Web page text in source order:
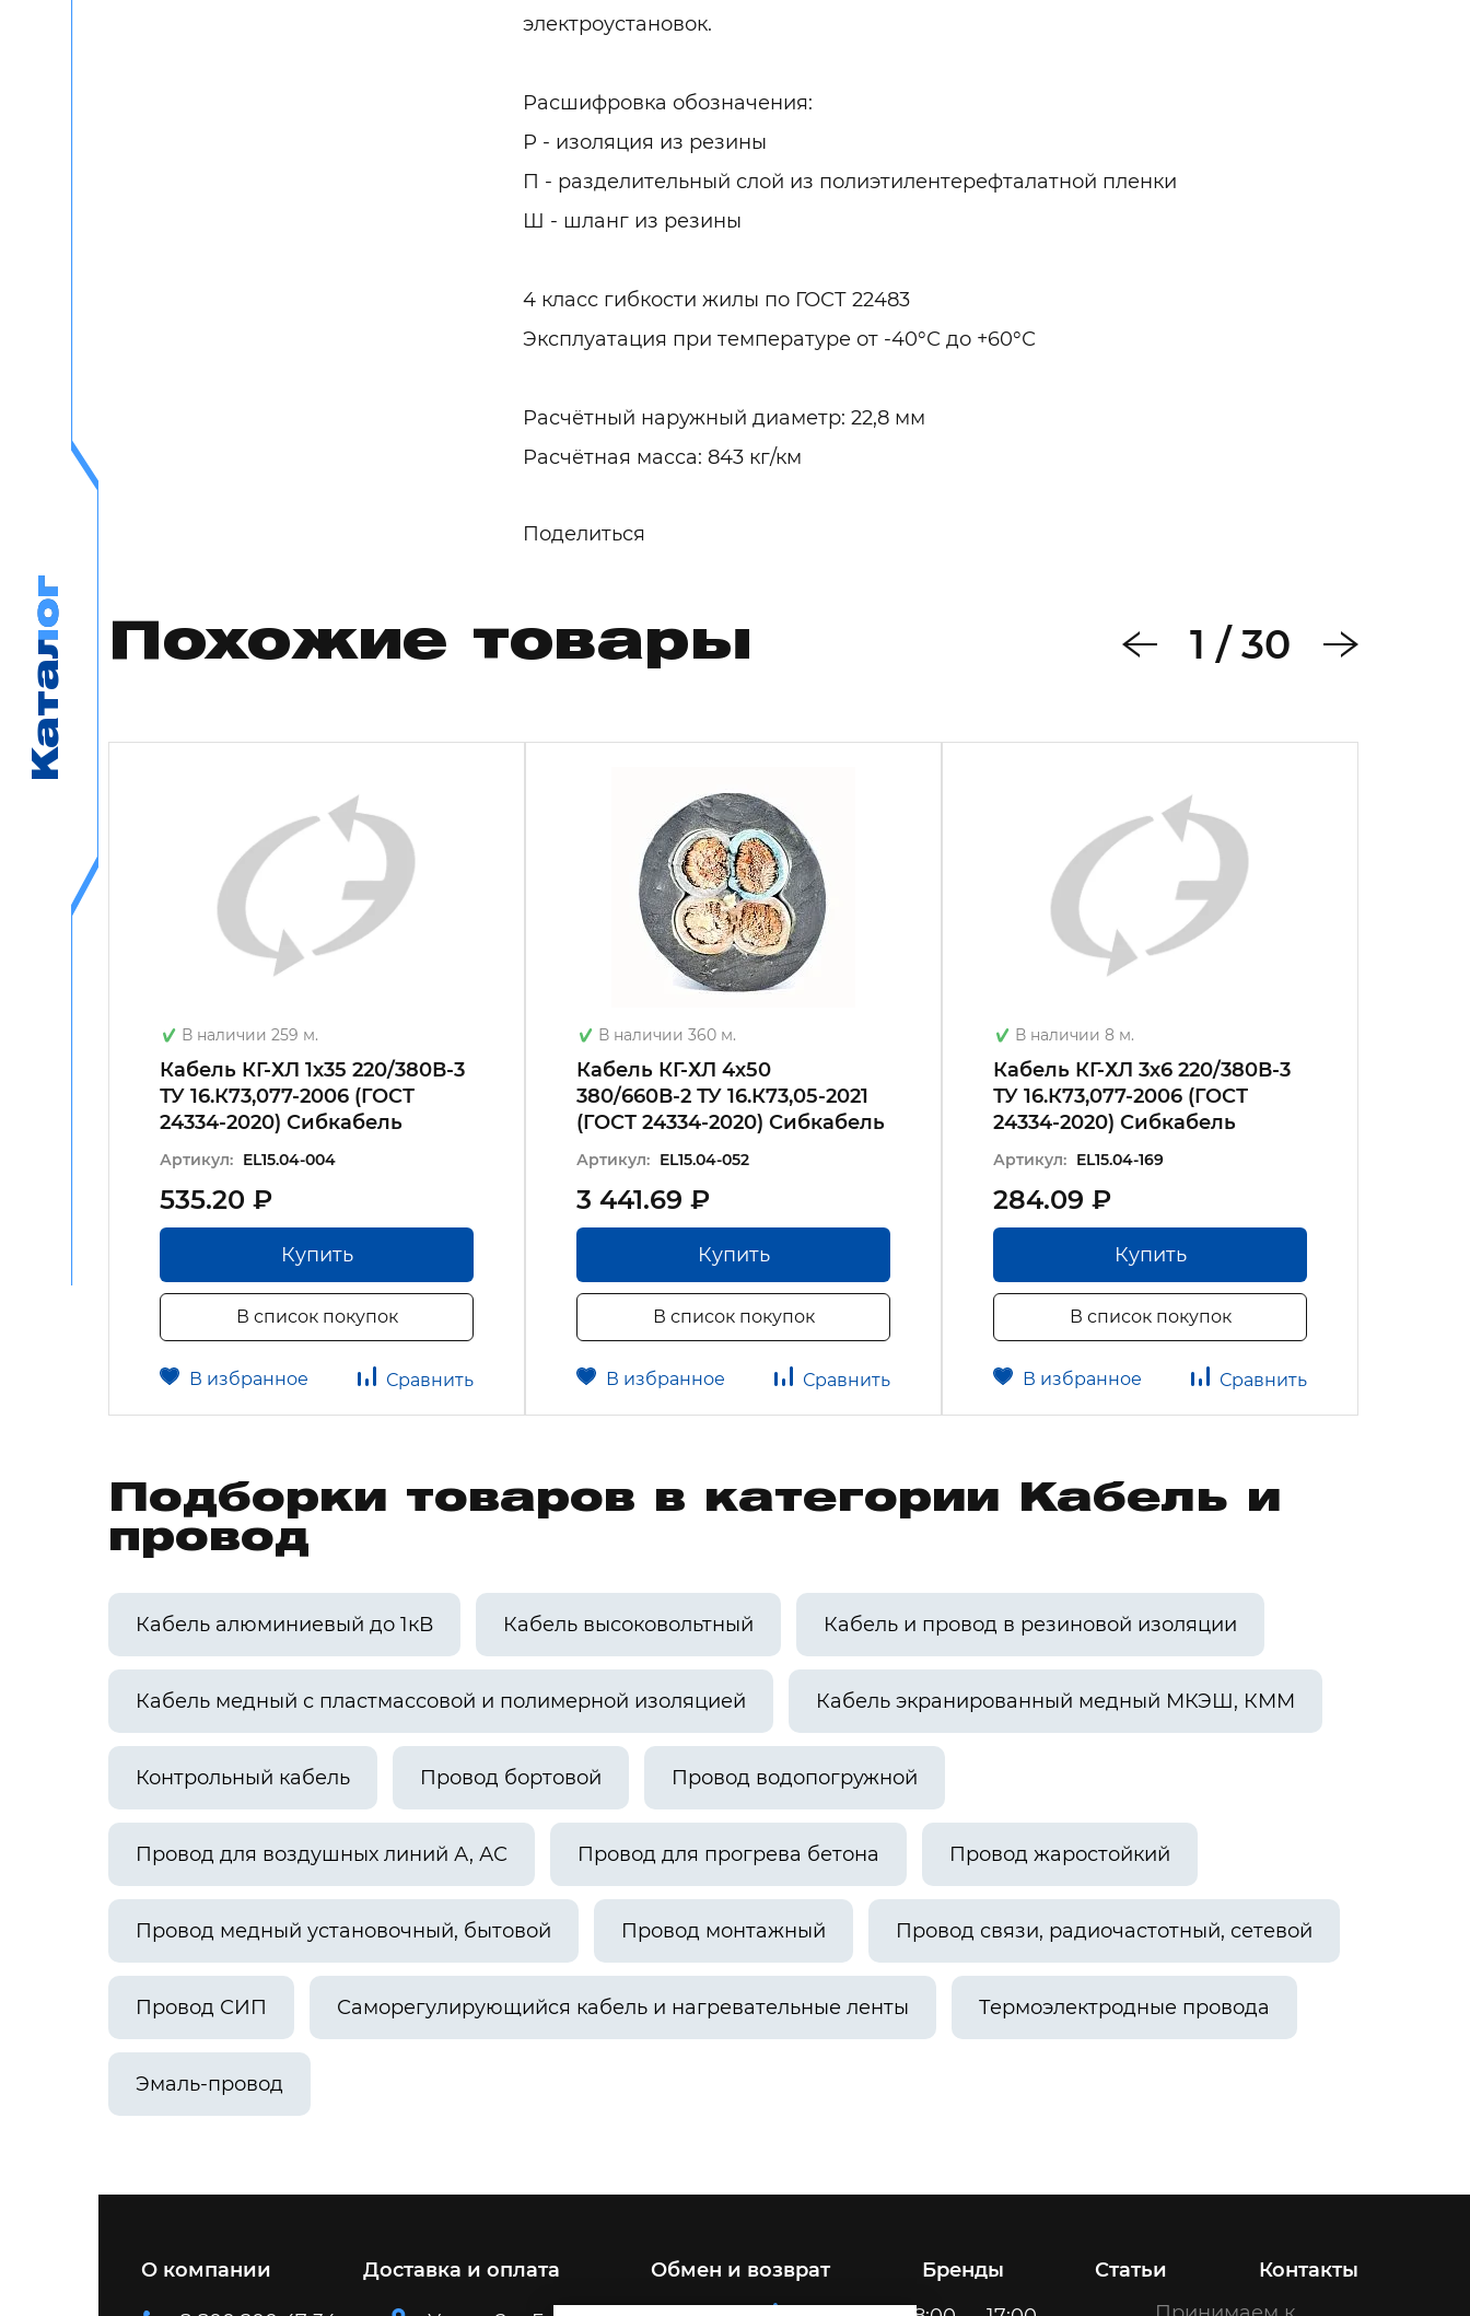
Каталог
Каталог
электроустановок.
Расшифровка обозначения:
Р - изоляция из резины
П - разделительный слой из полиэтилентерефталатной пленки
Ш - шланг из резины
4 класс гибкости жилы по ГОСТ 22483
Эксплуатация при температуре от -40°С до +60°С
Расчётный наружный диаметр: 22,8 мм
Расчётная масса: 843 кг/км
Поделиться
Похожие товары 1 / 30
В наличии 259 м.
Кабель КГ-ХЛ 1х35 220/380В-3
ТУ 16.К73,077-2006 (ГОСТ
24334-2020) Сибкабель
Артикул: EL15.04-004
535.20 ₽
Купить
В список покупок
В избранное Сравнить
В наличии 360 м.
Кабель КГ-ХЛ 4х50
380/660В-2 ТУ 16.К73,05-2021
(ГОСТ 24334-2020) Сибкабель
Артикул: EL15.04-052
3 441.69 ₽
Купить
В список покупок
В избранное Сравнить
В наличии 8 м.
Кабель КГ-ХЛ 3х6 220/380В-3
ТУ 16.К73,077-2006 (ГОСТ
24334-2020) Сибкабель
Артикул: EL15.04-169
284.09 ₽
Купить
В список покупок
В избранное Сравнить
Подборки товаров в категории Кабель и
провод
Кабель алюминиевый до 1кВ Кабель высоковольтный Кабель и провод в резиновой изоляции
Кабель медный с пластмассовой и полимерной изоляцией Кабель экранированный медный МКЭШ, КММ
Контрольный кабель Провод бортовой Провод водопогружной
Провод для воздушных линий А, АС Провод для прогрева бетона Провод жаростойкий
Провод медный установочный, бытовой Провод монтажный Провод связи, радиочастотный, сетевой
Провод СИП Саморегулирующийся кабель и нагревательные ленты Термоэлектродные провода
Эмаль-провод
О компании Доставка и оплата Обмен и возврат Бренды Статьи Контакты